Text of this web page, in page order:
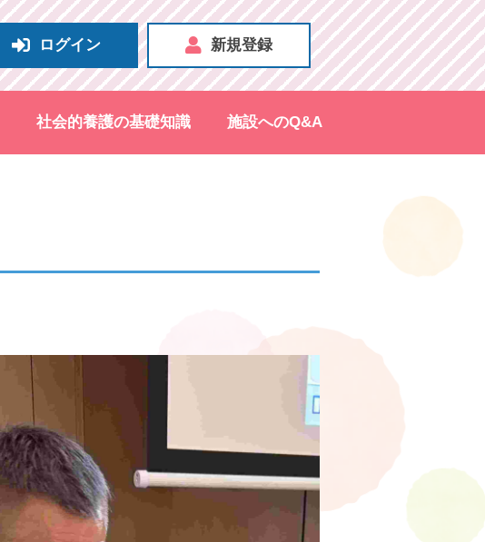
ログイン 新規登録
社会的養護の基礎知識 施設へのQ&A